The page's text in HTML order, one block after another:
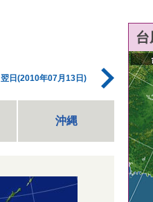
翌日(2010年07月13日)
沖縄